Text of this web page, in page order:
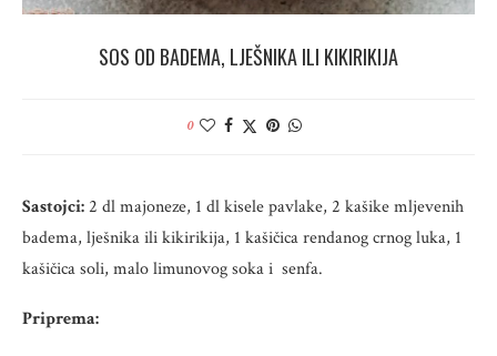
SOS OD BADEMA, LJEŠNIKA ILI KIKIRIKIJA
0
Sastojci:2 dl majoneze, 1 dl kisele pavlake, 2 kašike mljevenih
badema, lješnika ili kikirikija, 1 kašičica rendanog crnog luka, 1
kašičica soli, malo limunovog soka i senfa.
Priprema: